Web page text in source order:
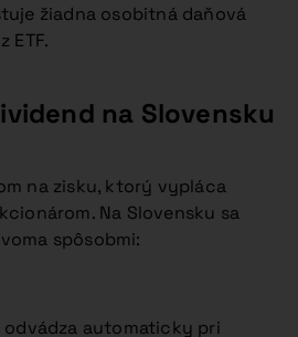
žiadna osobitná daňová
ETF.
na Slovensku
na zisku, ktorý vypláca
Na Slovensku sa
spôsobmi:
odvádza automaticky pri